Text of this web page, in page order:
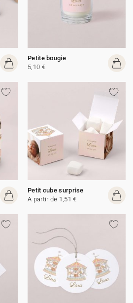
Petite bougie
5,10 €
Petit cube surprise
A partir de 1,51 €